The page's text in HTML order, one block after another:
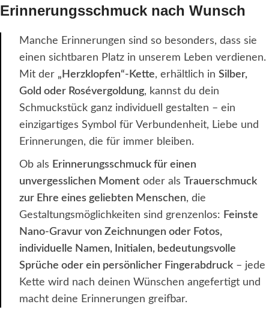
Erinnerungsschmuck nach Wunsch
Manche Erinnerungen sind so besonders, dass sie
einen sichtbaren Platz in unserem Leben verdienen.
Mit der „Herzklopfen“-Kette, erhältlich in Silber,
Gold oder Rosévergoldung, kannst du dein
Schmuckstück ganz individuell gestalten – ein
einzigartiges Symbol für Verbundenheit, Liebe und
Erinnerungen, die für immer bleiben.
Ob als Erinnerungsschmuck für einen
unvergesslichen Moment oder als Trauerschmuck
zur Ehre eines geliebten Menschen, die
Gestaltungsmöglichkeiten sind grenzenlos: Feinste
Nano-Gravur von Zeichnungen oder Fotos,
individuelle Namen, Initialen, bedeutungsvolle
Sprüche oder ein persönlicher Fingerabdruck – jede
Kette wird nach deinen Wünschen angefertigt und
macht deine Erinnerungen greifbar.